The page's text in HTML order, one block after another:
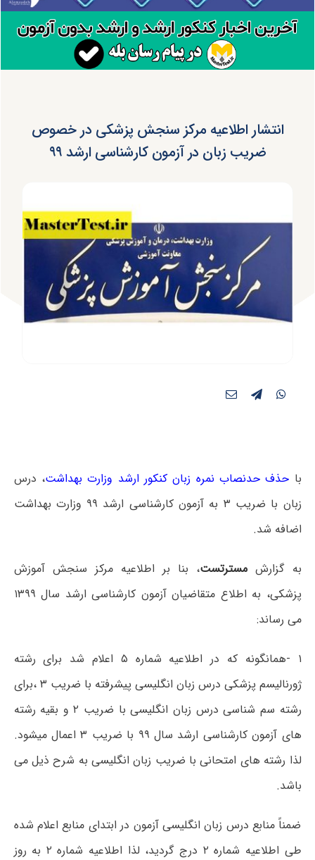
انتشار اطلاعیه مرکز سنجش پزشکی در خصوص
ضریب زبان در آزمون کارشناسی ارشد ۹۹
با حذف حدنصاب نمره زبان کنکور ارشد وزارت بهداشت، درس
زبان با ضریب ۳ به آزمون کارشناسی ارشد ۹۹ وزارت بهداشت
اضافه شد‌.
به گزارش مسترتست، بنا بر اطلاعیه مرکز سنجش آموزش
پزشکی، به اطلاع متقاضیان آزمون کارشناسی ارشد سال ۱۳۹۹
می رساند:
۱ -ھمانگونه که در اطلاعیه شماره ۵ اعلام شد برای رشته
ژورنالیسم پزشکی درس زبان انگلیسی پیشرفته با ضریب ۳ ،برای
رشته سم شناسی درس زبان انگلیسی با ضریب ۲ و بقیه رشته
ھای آزمون کارشناسی ارشد سال ۹۹ با ضریب ۳ اعمال میشود.
لذا رشته ھای امتحانی با ضریب زبان انگلیسی به شرح ذیل می
باشد.
ضمناً منابع درس زبان انگلیسی آزمون در ابتدای منابع اعلام شده
طی اطلاعیه شماره ۲ درج گردید، لذا اطلاعیه شماره ۲ به روز